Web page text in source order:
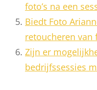
foto’s na een
Biedt Foto
retoucheren van
Zijn er
bedrijfssessies